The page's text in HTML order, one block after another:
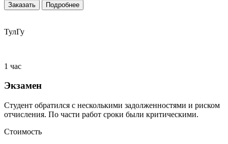
Заказать Подробнее
ТулГу
1 час
Экзамен
Студент обратился с несколькими задолженностями и риском
отчисления. По части работ сроки были критическими.
Стоимость